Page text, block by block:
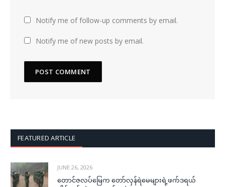
Notify me of follow-up comments by email.
Notify me of new posts by email.
FEATURED ARTICLE
JUNE 26, 2026
တောင်ဇလပ်မြေက တော်လှန်ရဲမေများရဲ့ဖက်ဒရယ်